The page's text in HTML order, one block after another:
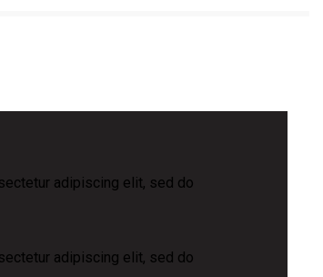
adipiscing elit, sed do
adipiscing elit, sed do